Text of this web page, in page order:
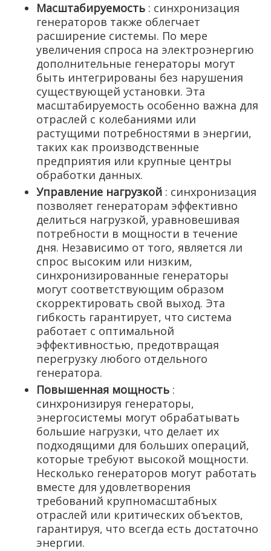
Масштабируемость : синхронизация
генераторов также облегчает
расширение системы. По мере
увеличения спроса на электроэнергию
дополнительные генераторы могут
быть интегрированы без нарушения
существующей установки. Эта
масштабируемость особенно важна для
отраслей с колебаниями или
растущими потребностями в энергии,
таких как производственные
предприятия или крупные центры
обработки данных.
Управление нагрузкой : синхронизация
позволяет генераторам эффективно
делиться нагрузкой, уравновешивая
потребности в мощности в течение
дня. Независимо от того, является ли
спрос высоким или низким,
синхронизированные генераторы
могут соответствующим образом
скорректировать свой выход. Эта
гибкость гарантирует, что система
работает с оптимальной
эффективностью, предотвращая
перегрузку любого отдельного
генератора.
Повышенная мощность :
синхронизируя генераторы,
энергосистемы могут обрабатывать
большие нагрузки, что делает их
подходящими для больших операций,
которые требуют высокой мощности.
Несколько генераторов могут работать
вместе для удовлетворения
требований крупномасштабных
отраслей или критических объектов,
гарантируя, что всегда есть достаточно
энергии.